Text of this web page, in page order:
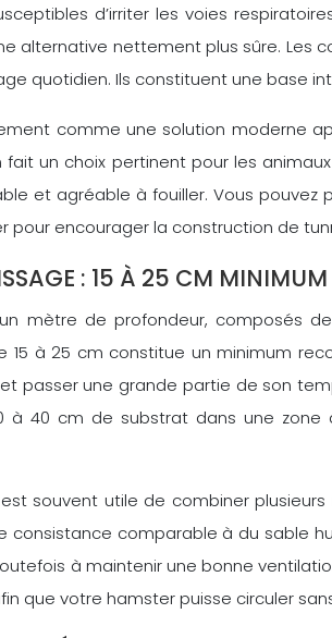
d’irriter les voies
alternative nettement plus sûre.
quotidien. Ils constituent une base
comme une solution moderne
un choix pertinent pour les
et agréable à fouiller. Vous
encourager la construction de
: 15 À 25 CM MINIMUM
mètre de profondeur, composés
à 25 cm constitue un minimum
passer une grande partie de son
40 cm de substrat dans une zone
souvent utile de combiner
comparable à du sable
à maintenir une bonne
que votre hamster puisse circuler